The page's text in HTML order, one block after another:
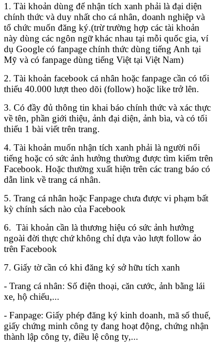
1. Tài khoản dùng để nhận tích xanh phải là đại diện
chính thức và duy nhất cho cá nhân, doanh nghiệp và
tổ chức muốn đăng ký.(trừ trường hợp các tài khoản
này dùng các ngôn ngữ khác nhau tại mỗi quốc gia, ví
dụ Google có fanpage chính thức dùng tiếng Anh tại
Mỹ và có fanpage dùng tiếng Việt tại Việt Nam)
2. Tài khoản facebook cá nhân hoặc fanpage cần có tối
thiểu 40.000 lượt theo dõi (follow) hoặc like trở lên.
3. Có đầy đủ thông tin khai báo chính thức và xác thực
về tên, phần giới thiệu, ảnh đại diện, ảnh bìa, và có tối
thiểu 1 bài viết trên trang.
4. Tài khoản muốn nhận tích xanh phải là người nổi
tiếng hoặc có sức ảnh hưởng thường được tìm kiếm trên
Facebook. Hoặc thường xuất hiện trên các trang báo có
dẫn link về trang cá nhân.
5. Trang cá nhân hoặc Fanpage chưa được vi phạm bất
kỳ chính sách nào của Facebook
6. Tài khoản cần là thương hiệu có sức ảnh hưởng
ngoài đời thực chứ không chỉ dựa vào lượt follow ảo
trên Facebook
7. Giấy tờ cần có khi đăng ký sở hữu tích xanh
- Trang cá nhân: Số điện thoại, căn cước, ảnh bằng lái
xe, hộ chiếu,...
- Fanpage: Giấy phép đăng ký kinh doanh, mã số thuế,
giấy chứng minh công ty đang hoạt động, chứng nhận
thành lập công ty, điều lệ công ty,...